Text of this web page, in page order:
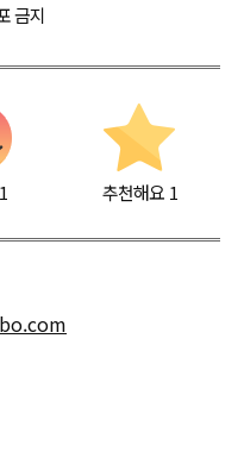
금지
1 추천해요 1